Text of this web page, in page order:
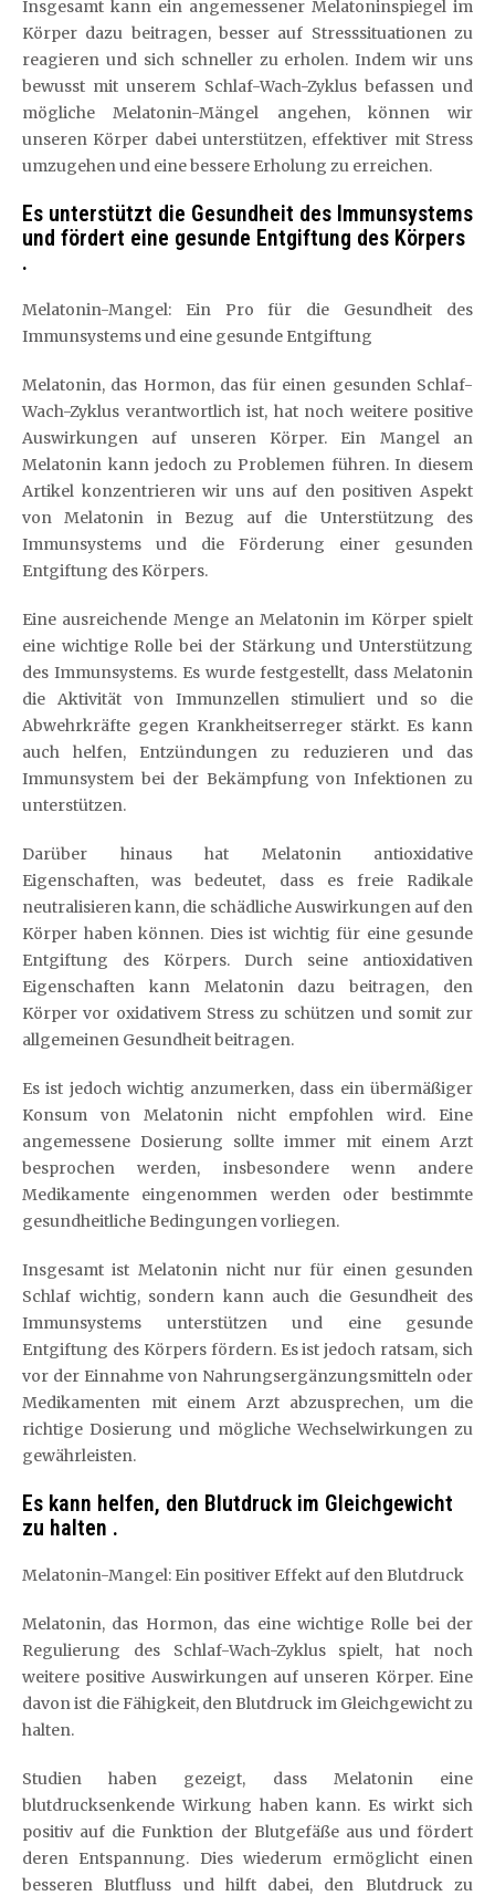
Insgesamt kann ein angemessener Melatoninspiegel im
Körper dazu beitragen, besser auf Stresssituationen zu
reagieren und sich schneller zu erholen. Indem wir uns
bewusst mit unserem Schlaf-Wach-Zyklus befassen und
mögliche Melatonin-Mängel angehen, können wir
unseren Körper dabei unterstützen, effektiver mit Stress
umzugehen und eine bessere Erholung zu erreichen.
Es unterstützt die Gesundheit des Immunsystems
und fördert eine gesunde Entgiftung des Körpers
.
Melatonin-Mangel: Ein Pro für die Gesundheit des
Immunsystems und eine gesunde Entgiftung
Melatonin, das Hormon, das für einen gesunden Schlaf-
Wach-Zyklus verantwortlich ist, hat noch weitere positive
Auswirkungen auf unseren Körper. Ein Mangel an
Melatonin kann jedoch zu Problemen führen. In diesem
Artikel konzentrieren wir uns auf den positiven Aspekt
von Melatonin in Bezug auf die Unterstützung des
Immunsystems und die Förderung einer gesunden
Entgiftung des Körpers.
Eine ausreichende Menge an Melatonin im Körper spielt
eine wichtige Rolle bei der Stärkung und Unterstützung
des Immunsystems. Es wurde festgestellt, dass Melatonin
die Aktivität von Immunzellen stimuliert und so die
Abwehrkräfte gegen Krankheitserreger stärkt. Es kann
auch helfen, Entzündungen zu reduzieren und das
Immunsystem bei der Bekämpfung von Infektionen zu
unterstützen.
Darüber hinaus hat Melatonin antioxidative
Eigenschaften, was bedeutet, dass es freie Radikale
neutralisieren kann, die schädliche Auswirkungen auf den
Körper haben können. Dies ist wichtig für eine gesunde
Entgiftung des Körpers. Durch seine antioxidativen
Eigenschaften kann Melatonin dazu beitragen, den
Körper vor oxidativem Stress zu schützen und somit zur
allgemeinen Gesundheit beitragen.
Es ist jedoch wichtig anzumerken, dass ein übermäßiger
Konsum von Melatonin nicht empfohlen wird. Eine
angemessene Dosierung sollte immer mit einem Arzt
besprochen werden, insbesondere wenn andere
Medikamente eingenommen werden oder bestimmte
gesundheitliche Bedingungen vorliegen.
Insgesamt ist Melatonin nicht nur für einen gesunden
Schlaf wichtig, sondern kann auch die Gesundheit des
Immunsystems unterstützen und eine gesunde
Entgiftung des Körpers fördern. Es ist jedoch ratsam, sich
vor der Einnahme von Nahrungsergänzungsmitteln oder
Medikamenten mit einem Arzt abzusprechen, um die
richtige Dosierung und mögliche Wechselwirkungen zu
gewährleisten.
Es kann helfen, den Blutdruck im Gleichgewicht
zu halten .
Melatonin-Mangel: Ein positiver Effekt auf den Blutdruck
Melatonin, das Hormon, das eine wichtige Rolle bei der
Regulierung des Schlaf-Wach-Zyklus spielt, hat noch
weitere positive Auswirkungen auf unseren Körper. Eine
davon ist die Fähigkeit, den Blutdruck im Gleichgewicht zu
halten.
Studien haben gezeigt, dass Melatonin eine
blutdrucksenkende Wirkung haben kann. Es wirkt sich
positiv auf die Funktion der Blutgefäße aus und fördert
deren Entspannung. Dies wiederum ermöglicht einen
besseren Blutfluss und hilft dabei, den Blutdruck zu